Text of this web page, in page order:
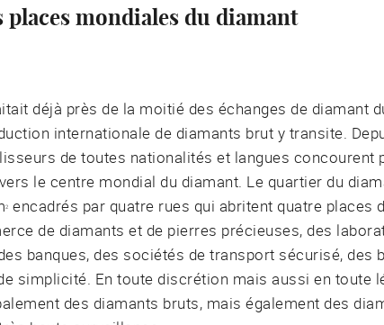
mondiales du diamant
déjà près de la moitié des échanges de diamant
internationale de diamants brut y transite.
de toutes nationalités et langues concourent
le centre mondial du diamant. Le quartier du
2
encadrés par quatre rues qui abritent quatre places
de diamants et de pierres précieuses, des
banques, des sociétés de transport sécurisé, des
simplicité. En toute discrétion mais aussi en toute
des diamants bruts, mais également des